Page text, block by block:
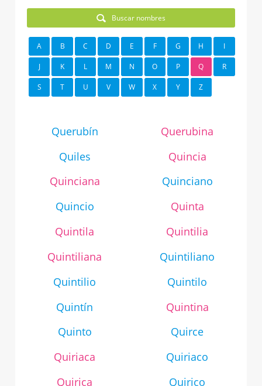
Buscar nombres
A B C D E F G H I
J K L M N O P Q R
S T U V W X Y Z
Querubín
Querubina
Quiles
Quincia
Quinciana
Quinciano
Quincio
Quinta
Quintila
Quintilia
Quintiliana
Quintiliano
Quintilio
Quintilo
Quintín
Quintina
Quinto
Quirce
Quiriaca
Quiriaco
Quirica
Quirico